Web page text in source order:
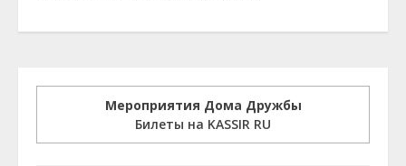
Мероприятия Дома Дружбы
Билеты на KASSIR RU